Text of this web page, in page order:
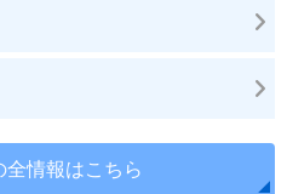
全情報はこちら